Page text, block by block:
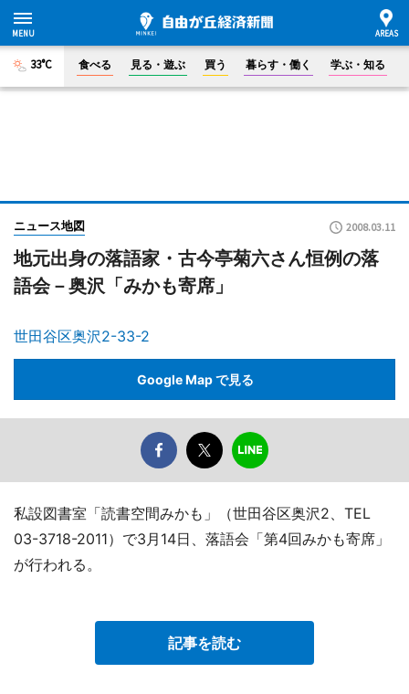
33°C 食べる 見る・遊ぶ 買う 暮らす・働く 学ぶ・知る
ニュース地図 2008.03.11
地元出身の落語家・古今亭菊六さん恒例の落
語会－奥沢「みかも寄席」
世田谷区奥沢2-33-2
Google Map で見る
私設図書室「読書空間みかも」（世田谷区奥沢2、TEL
03-3718-2011）で3月14日、落語会「第4回みかも寄席」
が行われる。
記事を読む